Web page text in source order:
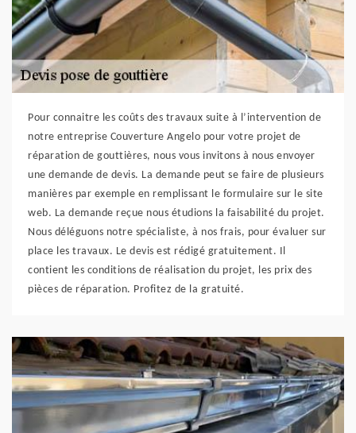
Pour connaitre les coûts des travaux suite à l’intervention de
notre entreprise Couverture Angelo pour votre projet de
réparation de gouttières, nous vous invitons à nous envoyer
une demande de devis. La demande peut se faire de plusieurs
manières par exemple en remplissant le formulaire sur le site
web. La demande reçue nous étudions la faisabilité du projet.
Nous déléguons notre spécialiste, à nos frais, pour évaluer sur
place les travaux. Le devis est rédigé gratuitement. Il
contient les conditions de réalisation du projet, les prix des
pièces de réparation. Profitez de la gratuité.